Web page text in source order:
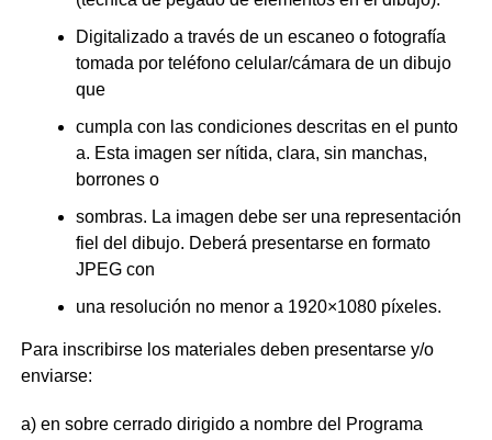
Digitalizado a través de un escaneo o fotografía
tomada por teléfono celular/cámara de un dibujo
que
cumpla con las condiciones descritas en el punto
a. Esta imagen ser nítida, clara, sin manchas,
borrones o
sombras. La imagen debe ser una representación
fiel del dibujo. Deberá presentarse en formato
JPEG con
una resolución no menor a 1920×1080 píxeles.
Para inscribirse los materiales deben presentarse y/o
enviarse:
a) en sobre cerrado dirigido a nombre del Programa